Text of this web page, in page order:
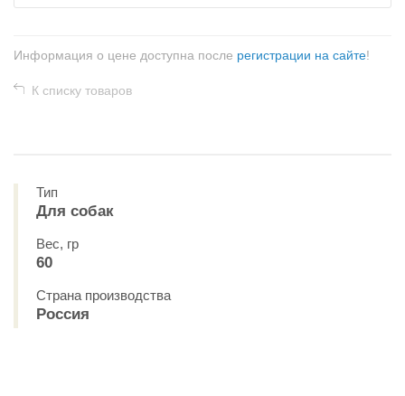
Информация о цене доступна после регистрации на сайте!
К списку товаров
Тип
Для собак
Вес, гр
60
Страна производства
Россия